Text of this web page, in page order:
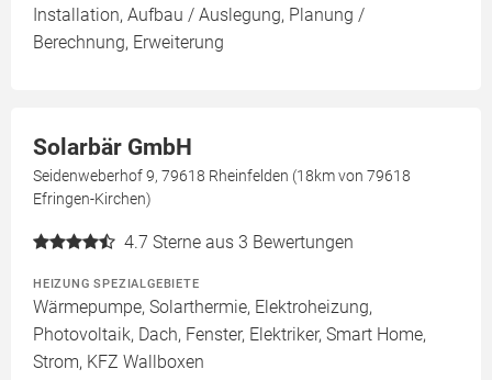
Installation, Aufbau / Auslegung, Planung /
Berechnung, Erweiterung
Solarbär GmbH
Seidenweberhof 9, 79618 Rheinfelden (18km von 79618
Efringen-Kirchen)
4.7 Sterne aus 3 Bewertungen
HEIZUNG SPEZIALGEBIETE
Wärmepumpe, Solarthermie, Elektroheizung,
Photovoltaik, Dach, Fenster, Elektriker, Smart Home,
Strom, KFZ Wallboxen